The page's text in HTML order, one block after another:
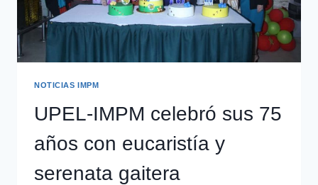
NOTICIAS IMPM
UPEL-IMPM celebró sus 75
años con eucaristía y
serenata gaitera